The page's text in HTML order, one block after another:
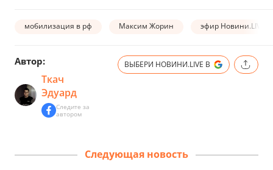
мобилизация в рф Максим Жорин эфир Новини.LIVE
Автор:
Ткач
Эдуард
Следите за
автором
ВЫБЕРИ НОВИНИ.LIVE В
Следующая новость